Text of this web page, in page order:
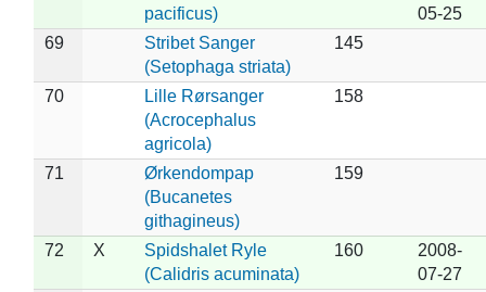
pacificus)
05-25
69
Stribet Sanger
(Setophaga striata)
145
70
Lille Rørsanger
(Acrocephalus
agricola)
158
71
Ørkendompap
(Bucanetes
githagineus)
159
72 X
Spidshalet Ryle
(Calidris acuminata)
160
2008-
07-27